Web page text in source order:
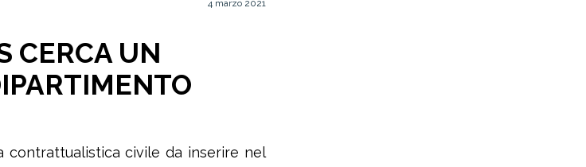
4 marzo 2021
CERCA UN
contrattualistica civile da inserire nel